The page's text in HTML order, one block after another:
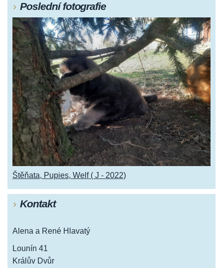
Poslední fotografie
Štěňata, Pupies, Welf ( J - 2022)
Kontakt
Alena a René Hlavatý
Lounín 41
Králův Dvůr